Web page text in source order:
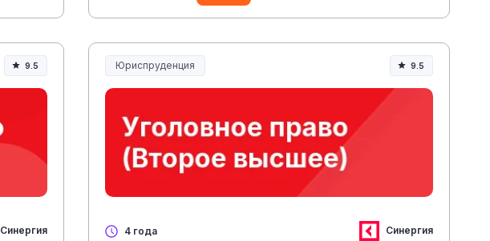
9.5
Синергия
Юриспруденция
Юриспруденция и право
9.5
4 года Синергия